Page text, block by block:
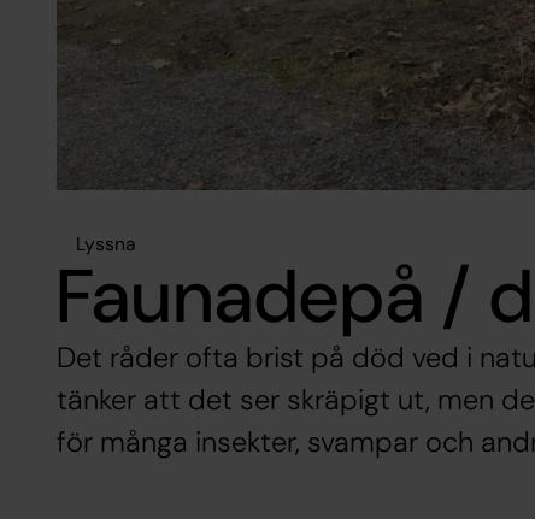
Lyssna
Faunadepå /
Det råder ofta brist på död ved i
tänker att det ser skräpigt ut, men
för många insekter, svampar och